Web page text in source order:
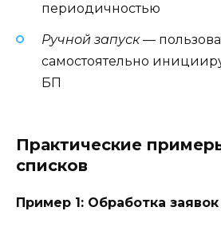
периодичностью
Ручной запуск—
самостоятельно
БП
Практические
списков
Пример 1: Обработка